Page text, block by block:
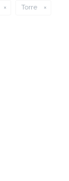
Torre